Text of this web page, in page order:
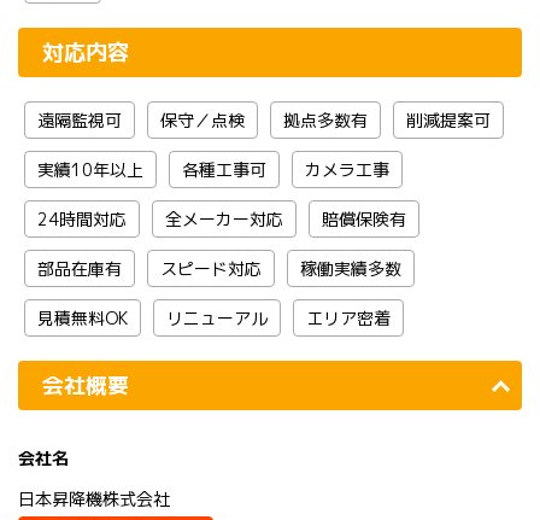
対応内容
遠隔監視可 保守／点検 拠点多数有 削減提案可
実績10年以上 各種工事可 カメラ工事
24時間対応 全メーカー対応 賠償保険有
部品在庫有 スピード対応 稼働実績多数
見積無料OK リニューアル エリア密着
会社概要
会社名
日本昇降機株式会社